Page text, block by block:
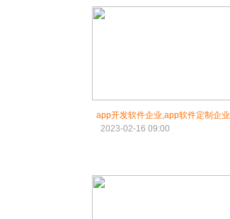
app开发软件企业,app软件定制企业
2023-02-16 09:00